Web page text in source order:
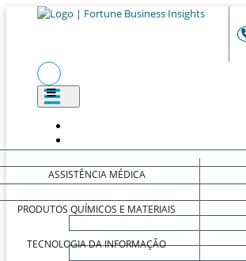
ASSISTÊNCIA MÉDICA
PRODUTOS QUÍMICOS E MATERIAIS
TECNOLOGIA DA INFORMAÇÃO